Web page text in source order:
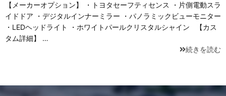
【メーカーオプション】 ・トヨタセーフティセンス ・片側電動スラ
イドドア ・デジタルインナーミラー ・パノラミックビューモニター
・LEDヘッドライト ・ホワイトパールクリスタルシャイン 【カス
タム詳細】 …
続きを読む